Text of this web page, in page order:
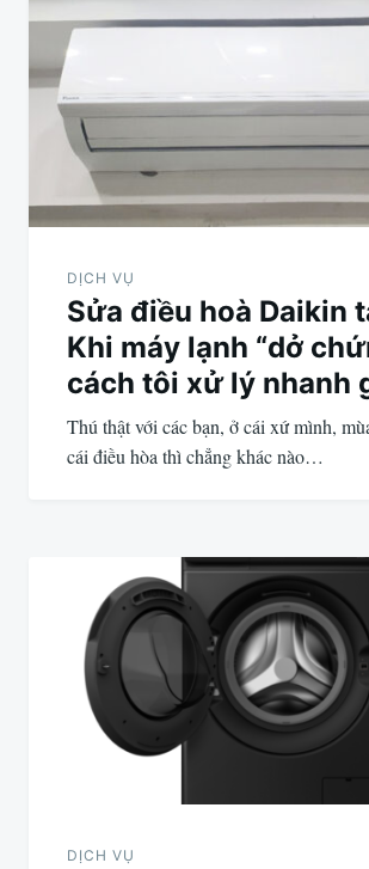
hướng
bài
viết
DỊCH VỤ
Sửa điều hoà Daikin
Khi máy lạnh “dở
cách tôi xử lý nhanh
Thú thật với các bạn, ở cái xứ mình,
cái điều hòa thì chẳng khác nào…
DỊCH VỤ